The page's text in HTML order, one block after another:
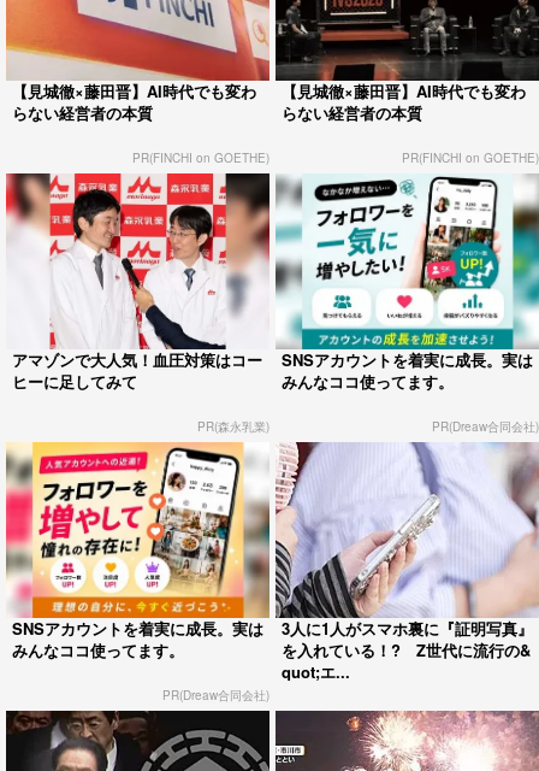
【見城徹×藤田晋】AI時代でも変わ
らない経営者の本質
PR(FINCHI on GOETHE)
【見城徹×藤田晋】AI時代でも変わ
らない経営者の本質
PR(FINCHI on GOETHE)
アマゾンで大人気！血圧対策はコー
ヒーに足してみて
PR(森永乳業)
SNSアカウントを着実に成長。実は
みんなココ使ってます。
PR(Dreaw合同会社)
SNSアカウントを着実に成長。実は
みんなココ使ってます。
PR(Dreaw合同会社)
3人に1人がスマホ裏に『証明写真』
を入れている！? Z世代に流行の&
quot;エ...